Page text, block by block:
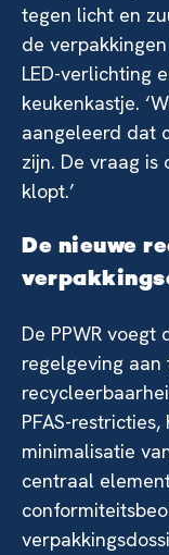
tegen licht en
de
LED-verlichting
keukenkastje.
aangeleerd dat
zijn. De vraag
klopt.’
De nieuwe
De PPWR
regelgeving
PFAS-
minimalisatie
centraal